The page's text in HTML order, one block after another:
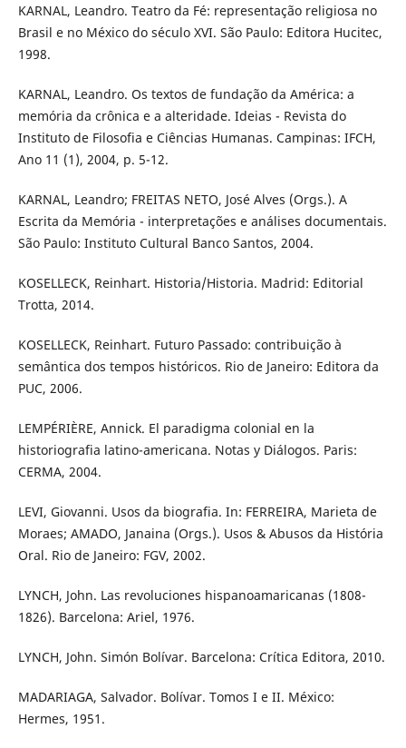
KARNAL, Leandro. Teatro da Fé: representação religiosa no
Brasil e no México do século XVI. São Paulo: Editora Hucitec,
1998.
KARNAL, Leandro. Os textos de fundação da América: a
memória da crônica e a alteridade. Ideias - Revista do
Instituto de Filosofia e Ciências Humanas. Campinas: IFCH,
Ano 11 (1), 2004, p. 5-12.
KARNAL, Leandro; FREITAS NETO, José Alves (Orgs.). A
Escrita da Memória - interpretações e análises documentais.
São Paulo: Instituto Cultural Banco Santos, 2004.
KOSELLECK, Reinhart. Historia/Historia. Madrid: Editorial
Trotta, 2014.
KOSELLECK, Reinhart. Futuro Passado: contribuição à
semântica dos tempos históricos. Rio de Janeiro: Editora da
PUC, 2006.
LEMPÉRIÈRE, Annick. El paradigma colonial en la
historiografia latino-americana. Notas y Diálogos. Paris:
CERMA, 2004.
LEVI, Giovanni. Usos da biografia. In: FERREIRA, Marieta de
Moraes; AMADO, Janaina (Orgs.). Usos & Abusos da História
Oral. Rio de Janeiro: FGV, 2002.
LYNCH, John. Las revoluciones hispanoamaricanas (1808-
1826). Barcelona: Ariel, 1976.
LYNCH, John. Simón Bolívar. Barcelona: Crítica Editora, 2010.
MADARIAGA, Salvador. Bolívar. Tomos I e II. México:
Hermes, 1951.